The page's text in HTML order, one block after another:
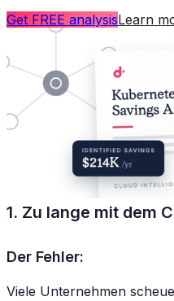
Get FREE analysisLearn
1. Zu lange mit dem
Der Fehler:
Viele Unternehmen